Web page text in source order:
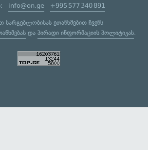
info@on.ge +995 577 340 891
სარგებლობისას ეთანხმებით ჩვენს
და პირადი ინფორმაციის პოლიტიკას.